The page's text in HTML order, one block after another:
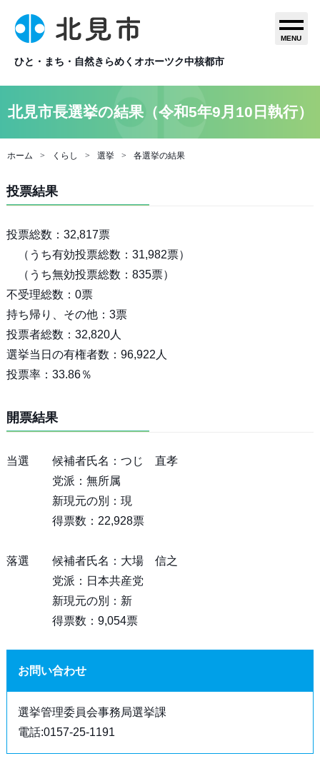
ひと・まち・自然きらめくオホーツク中核都市
MENU
北見市長選挙の結果（令和5年9月10日執行）
ホーム くらし 選挙 各選挙の結果
投票結果
投票総数：32,817票
（うち有効投票総数：31,982票）
（うち無効投票総数：835票）
不受理総数：0票
持ち帰り、その他：3票
投票者総数：32,820人
選挙当日の有権者数：96,922人
投票率：33.86％
開票結果
当選 候補者氏名：つじ 直孝
党派：無所属
新現元の別：現
得票数：22,928票
落選 候補者氏名：大場 信之
党派：日本共産党
新現元の別：新
得票数：9,054票
お問い合わせ
選挙管理委員会事務局選挙課
電話:0157-25-1191